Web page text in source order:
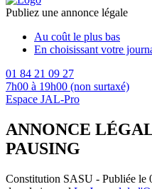
Publiez une annonce légale
Au coût le plus bas
En choisissant votre
01 84 21 09 27
7h00 à 19h00 (non surtaxé)
Espace JAL-Pro
ANNONCE
PAUSING
Constitution SASU - Publiée le